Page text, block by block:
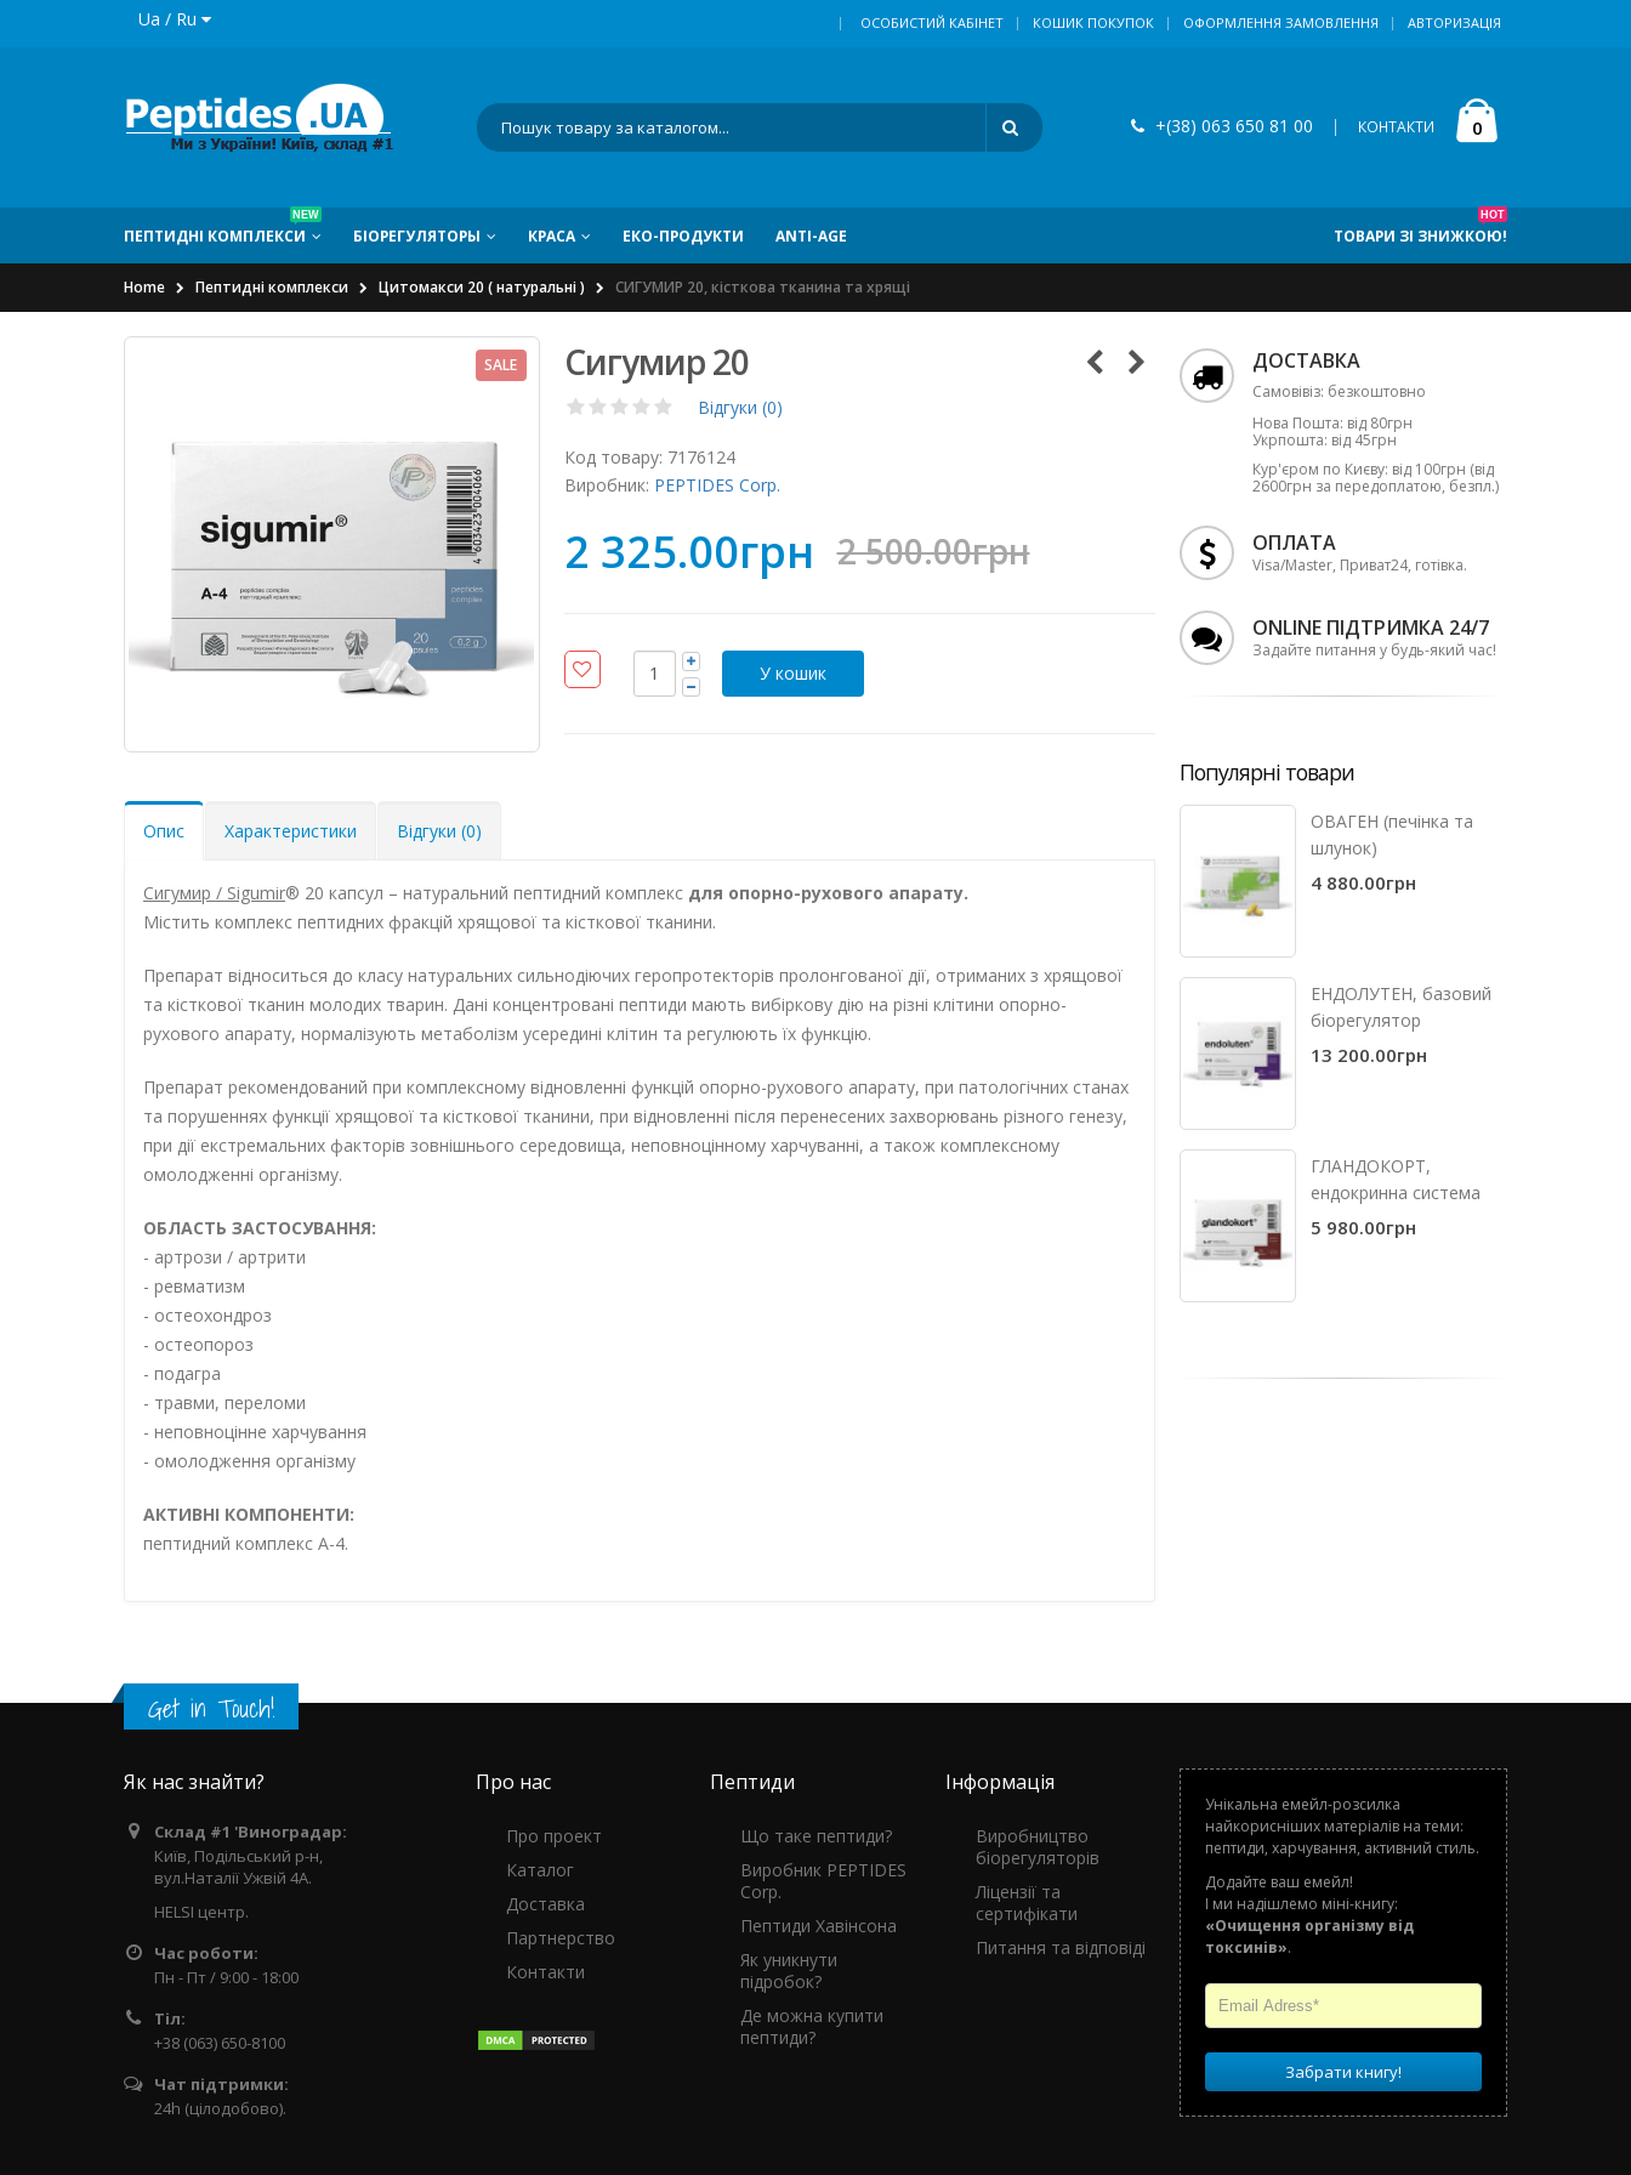
Ua / Ru | ОСОБИСТИЙ КАБІНЕТ КОШИК ПОКУПОК ОФОРМЛЕННЯ ЗАМОВЛЕННЯ АВТОРИЗАЦІЯ
+(38) 063 650 81 00 | КОНТАКТИ 0
ПЕПТИДНI КОМПЛЕКСИ
NEW
БIОРЕГУЛЯТОРЫ КРАСА ЕКО-ПРОДУКТИ ANTI-AGE ТОВАРИ ЗІ ЗНИЖКОЮ!
HOT
Home Пептидні комплекси Цитомакси 20 ( натуральні ) СИГУМИР 20, кісткова тканина та хрящі
SALE Сигумир 20
Відгуки (0)
Код товару: 7176124
Виробник: PEPTIDES Corp.
2 325.00грн 2 500.00грн
Опис Характеристики Відгуки (0)
Сигумир / Sigumir® 20 капсул – натуральний пептидний комплекс для опорно-рухового апарату.
Містить комплекс пептидних фракцій хрящової та кісткової тканини.
Препарат відноситься до класу натуральних сильнодіючих геропротекторів пролонгованої дії, отриманих з хрящової
та кісткової тканин молодих тварин. Дані концентровані пептиди мають вибіркову дію на різні клітини опорно-
рухового апарату, нормалізують метаболізм усередині клітин та регулюють їх функцію.
Препарат рекомендований при комплексному відновленні функцій опорно-рухового апарату, при патологічних станах
та порушеннях функції хрящової та кісткової тканини, при відновленні після перенесених захворювань різного генезу,
при дії екстремальних факторів зовнішнього середовища, неповноцінному харчуванні, а також комплексному
омолодженні організму.
ОБЛАСТЬ ЗАСТОСУВАННЯ:
- артрози / артрити
- ревматизм
- остеохондроз
- остеопороз
- подагра
- травми, переломи
- неповноцінне харчування
- омолодження організму
АКТИВНІ КОМПОНЕНТИ:
пептидний комплекс А-4.
ДОСТАВКА
Самовівіз: безкоштовно
Нова Пошта: від 80грн
Укрпошта: від 45грн
Кур'єром по Києву: від 100грн (від
2600грн за передоплатою, безпл.)
ОПЛАТА
Visa/Master, Приват24, готівка.
ONLINE ПІДТРИМКА 24/7
Задайте питання у будь-який час!
Популярні товари
ОВАГЕН (печінка та
шлунок)
4 880.00грн
ЕНДОЛУТЕН, базовий
біорегулятор
13 200.00грн
ГЛАНДОКОРТ,
ендокринна система
5 980.00грн
Get in Touch!
Як нас знайти?
Склад #1 'Виноградар:
Київ, Подільський р-н,
вул.Наталії Ужвій 4А.
HELSI центр.
Час роботи:
Пн - Пт / 9:00 - 18:00
Тіл:
+38 (063) 650-8100
Чат підтримки:
24h (цілодобово).
Про нас
Про проект
Каталог
Доставка
Партнерство
Контакти
Пептиди
Що таке пептиди?
Виробник PEPTIDES
Corp.
Пептиди Хавінсона
Як уникнути
підробок?
Де можна купити
пептиди?
Інформація
Виробництво
біорегуляторів
Ліцензії та
сертифікати
Питання та відповіді
Унікальна емейл-розсилка
найкорисніших матеріалів на теми:
пептиди, харчування, активний стиль.
Додайте ваш емейл!
І ми надішлемо міні-книгу:
«Очищення організму від
токсинів».
Забрати книгу!